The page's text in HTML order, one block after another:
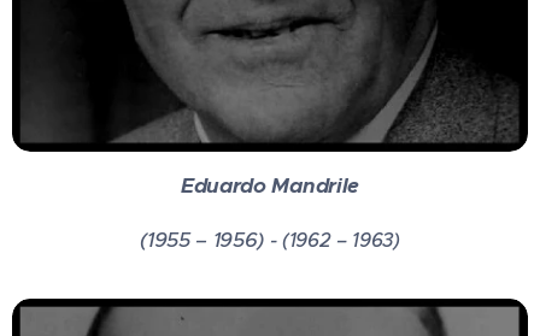
Eduardo Mandrile
(1955 – 1956) -(1962 – 1963)